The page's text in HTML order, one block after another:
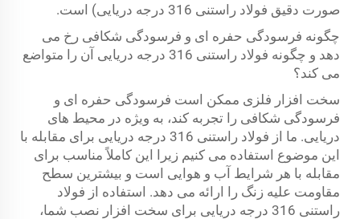
صورت دقیق فولاد راستنی 316 درجه دریایی) است.
چگونه فرسودگی حفره ای و فرسودگی شکافی رخ می
دهد و چگونه فولاد راستنی 316 درجه دریایی آن را متواضع
می کند؟
سخت افزار فلزی ممکن است فرسودگی حفره ای و
فرسودگی شکافی را تجربه کند، به ویژه در محیط های
دریایی. ما از فولاد راستنی 316 درجه دریایی برای مقابله با
این موضوع استفاده می کنیم زیرا این کاملاً مناسب برای
مقابله با هر شرایط آب و هوایی است و بیشترین سطح
مقاومت علیه زنگ را ارائه می دهد. استفاده از فولاد
راستنی 316 درجه دریایی برای سخت افزار نصب شما،